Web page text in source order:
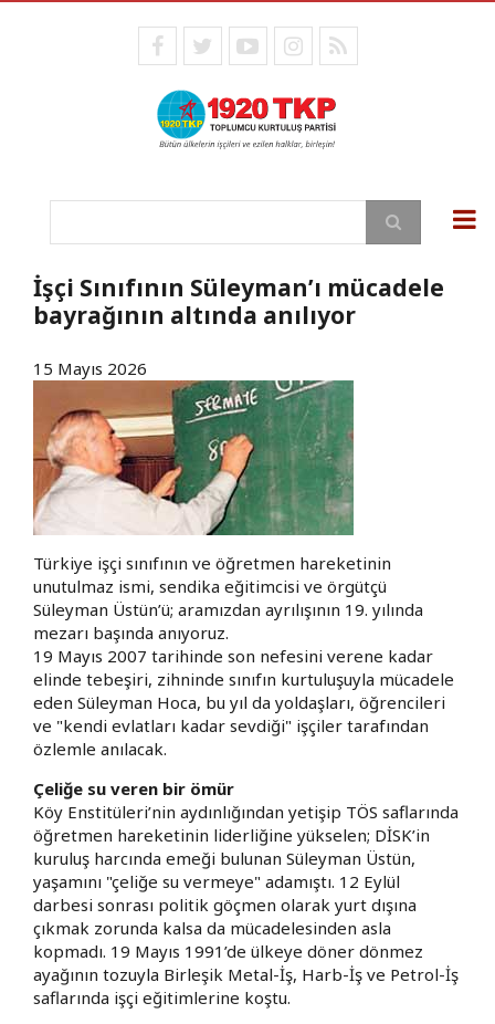
facebooktwitteryoutubeinstagram
RSS
Ara
İşçi Sınıfının Süleyman’ı mücadele
bayrağının altında anılıyor
15 Mayıs 2026
Türkiye işçi sınıfının ve öğretmen hareketinin
unutulmaz ismi, sendika eğitimcisi ve örgütçü
Süleyman Üstün’ü; aramızdan ayrılışının 19. yılında
mezarı başında anıyoruz.
​19 Mayıs 2007 tarihinde son nefesini verene kadar
elinde tebeşiri, zihninde sınıfın kurtuluşuyla mücadele
eden Süleyman Hoca, bu yıl da yoldaşları, öğrencileri
ve "kendi evlatları kadar sevdiği" işçiler tarafından
özlemle anılacak.
​Çeliğe su veren bir ömür
​Köy Enstitüleri’nin aydınlığından yetişip TÖS saflarında
öğretmen hareketinin liderliğine yükselen; DİSK’in
kuruluş harcında emeği bulunan Süleyman Üstün,
yaşamını "çeliğe su vermeye" adamıştı. 12 Eylül
darbesi sonrası politik göçmen olarak yurt dışına
çıkmak zorunda kalsa da mücadelesinden asla
kopmadı. 19 Mayıs 1991’de ülkeye döner dönmez
ayağının tozuyla Birleşik Metal-İş, Harb-İş ve Petrol-İş
saflarında işçi eğitimlerine koştu.